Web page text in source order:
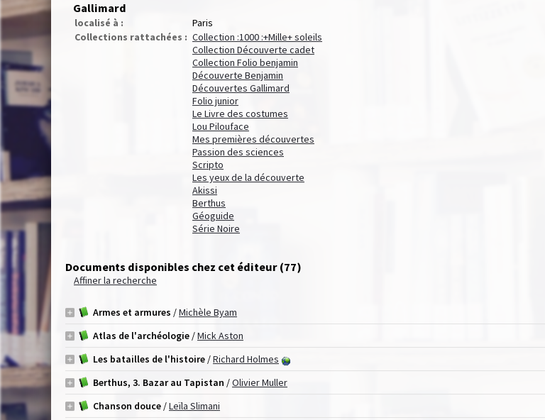
Gallimard
localisé à :
Paris
Collections rattachées : Collection :1000 :+Mille+ soleils
Collection Découverte cadet
Collection Folio benjamin
Découverte Benjamin
Découvertes Gallimard
Folio junior
Le Livre des costumes
Lou Pilouface
Mes premières découvertes
Passion des sciences
Scripto
Les yeux de la découverte
Akissi
Berthus
Géoguide
Série Noire
Documents disponibles chez cet éditeur (77)
Affiner la recherche
Armes et armures /Michèle Byam
Atlas de l'archéologie/Mick Aston
Les batailles de l'histoire/Richard Holmes
Berthus, 3. Bazar au Tapistan /Olivier Muller
Chanson douce/Leïla Slimani